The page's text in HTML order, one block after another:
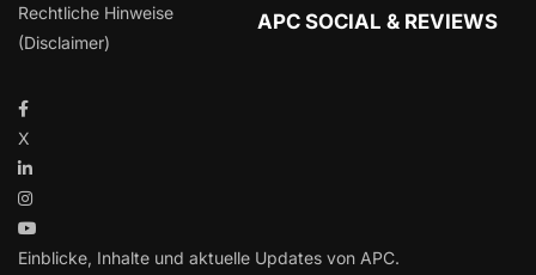
Rechtliche Hinweise
(Disclaimer)
APC SOCIAL & REVIEWS
X
Einblicke, Inhalte und aktuelle Updates von APC.